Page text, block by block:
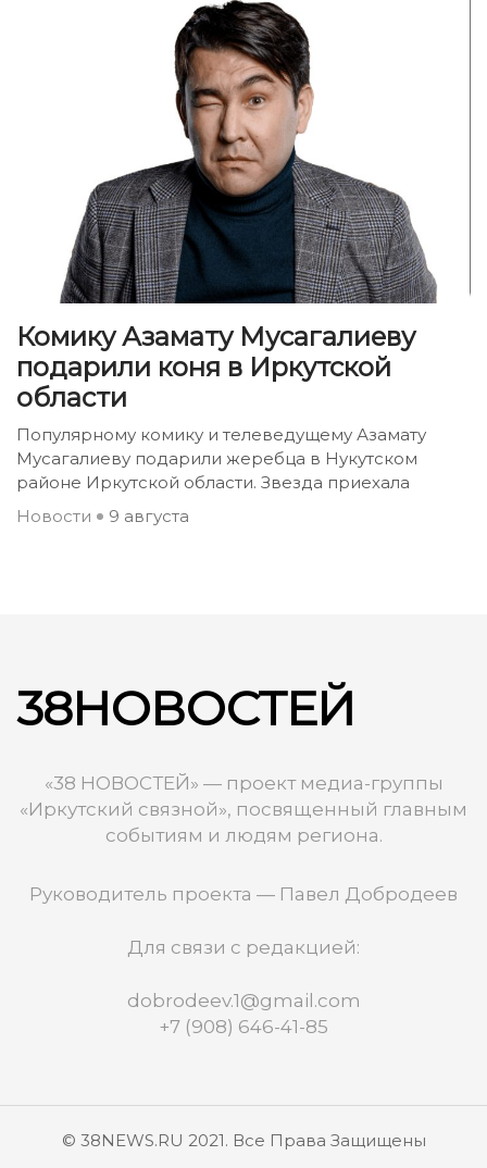
Комику Азамату Мусагалиеву
подарили коня в Иркутской
области
Популярному комику и телеведущему Азамату
Мусагалиеву подарили жеребца в Нукутском
районе Иркутской области. Звезда приехала
Новости
9 августа
38НОВОСТЕЙ
«38 НОВОСТЕЙ» — проект медиа-группы
«Иркутский связной», посвященный главным
событиям и людям региона.
Руководитель проекта — Павел Добродеев
Для связи с редакцией:
dobrodeev.1@gmail.com
+7 (908) 646-41-85
© 38NEWS.RU 2021. Все Права Защищены